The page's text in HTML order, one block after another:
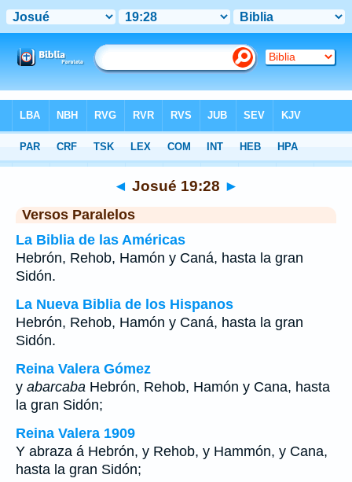
>Josué > Capítulo 19> Verso 28
◄ Josué 19:28 ►
Versos Paralelos
La Biblia de las Américas
Hebrón, Rehob, Hamón y Caná, hasta la gran
Sidón.
La Nueva Biblia de los Hispanos
Hebrón, Rehob, Hamón y Caná, hasta la gran
Sidón.
Reina Valera Gómez
y abarcaba Hebrón, Rehob, Hamón y Cana, hasta
la gran Sidón;
Reina Valera 1909
Y abraza á Hebrón, y Rehob, y Hammón, y Cana,
hasta la gran Sidón;